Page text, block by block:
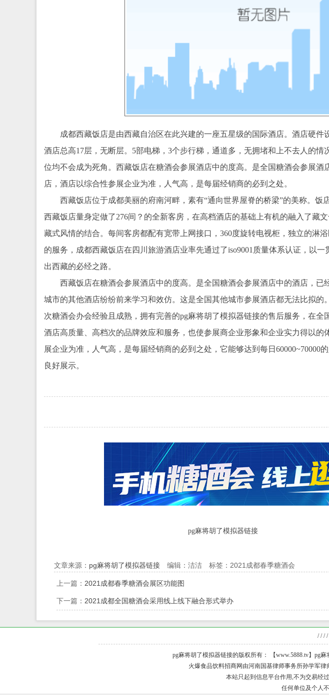
成都西藏饭店是由西藏自治区在此兴建的一座五星级的国际酒店。酒店硬件
酒店总高17层，无断层。5部电梯，3个步行梯，通道多，无拥堵和上不去人的情
位均不会成为死角。西藏饭店在糖酒会参展酒店中的度高。是全国糖酒会参展酒
店，酒店以综合性参展企业为准，人气高，是每届经销商的必到之处。
西藏饭店位于成都美丽的府南河畔，素有“通向世界屋脊的桥梁”的美称。饭
西藏饭店量身定做了276间？的全新客房，在高档酒店的基础上有机的融入了藏
藏式风情的结合。每间客房都配有宽带上网接口，360度旋转电视柜，独立的淋
的服务，成都西藏饭店在四川旅游酒店业率先通过了iso9001质量体系认证，以
出西藏的必经之路。
西藏饭店在糖酒会参展酒店中的度高。是全国糖酒会参展酒店中的酒店，
城市的其他酒店纷纷前来学习和效仿。这是全国其他城市参展酒店都无法比拟的
次糖酒会办会经验且成熟，拥有完善的pg麻将胡了模拟器链接的售后服务，在
酒店高质量、高档次的品牌效应和服务，也使参展商企业形象和企业实力得以的
展企业为准，人气高，是每届经销商的必到之处，它能够达到每日60000~70000
良好展示。
pg麻将胡了模拟器链接
文章来源： pg麻将胡了模拟器链接 编辑：洁洁 标签：2021成都春季糖酒会
上一篇： 2021成都春季糖酒会展区功能图
下一篇： 2021成都全国糖酒会采用线上线下融合形式举办
/ / /
pg麻将胡了模拟器链接的版权所有： 【www.5888.tv】pg
火爆食品饮料招商网由河南国基律师事务所孙学军
本站只起到信息平台作用,不为交易经
任何单位及个人